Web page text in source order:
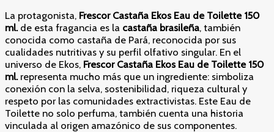
La protagonista, Frescor Castaña Ekos Eau de Toilette 150
ml.de esta fragancia es la castaña brasileña, también
conocida como castaña de Pará, reconocida por sus
cualidades nutritivas y su perfil olfativo singular. En el
universo de Ekos, Frescor Castaña Ekos Eau de Toilette 150
ml.representa mucho más que un ingrediente: simboliza
conexión con la selva, sostenibilidad, riqueza cultural y
respeto por las comunidades extractivistas. Este Eau de
Toilette no solo perfuma, también cuenta una historia
vinculada al origen amazónico de sus componentes.